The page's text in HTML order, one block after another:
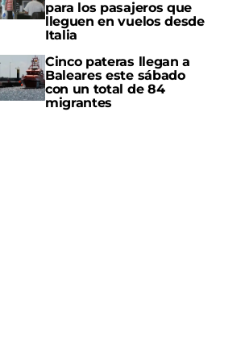
para los pasajeros que
lleguen en vuelos desde
Italia
Cinco pateras llegan a
Baleares este sábado
con un total de 84
migrantes